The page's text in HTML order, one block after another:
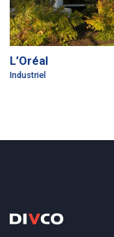
L’Oréal
Industriel